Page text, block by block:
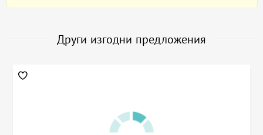
Други изгодни предложения